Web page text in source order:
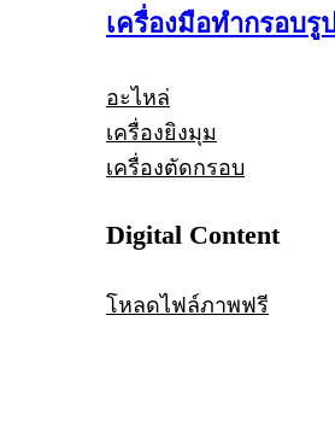
เครื่องมือทำกรอบรูป
อะไหล่
เครื่องยิงมุม
เครื่องตัดกรอบ
Digital Content
โหลดไฟล์ภาพฟรี